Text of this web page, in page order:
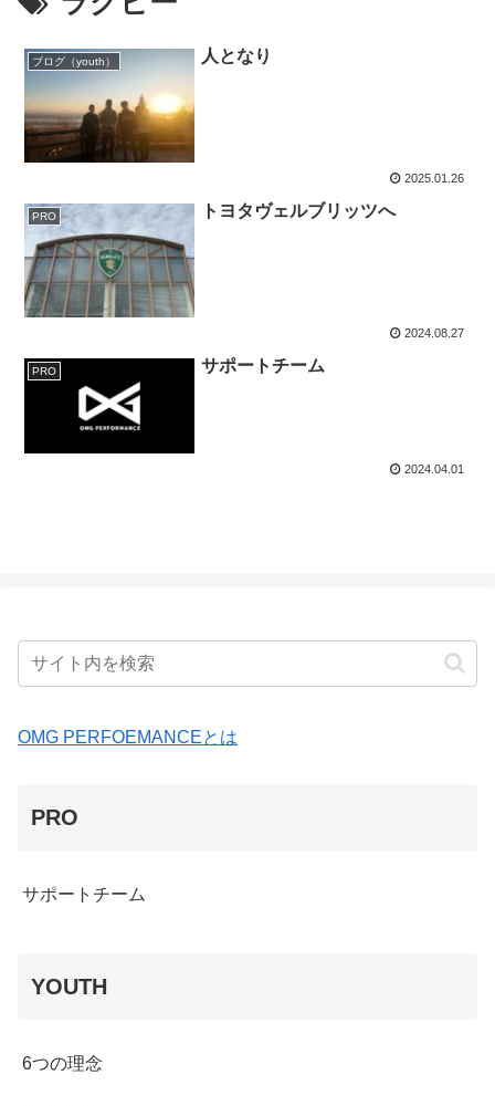
ブログ（youth） 人となり
2025.01.26
PRO トヨタヴェルブリッツへ
2024.08.27
PRO サポートチーム
2024.04.01
OMG PERFOEMANCEとは
PRO
サポートチーム
YOUTH
6つの理念